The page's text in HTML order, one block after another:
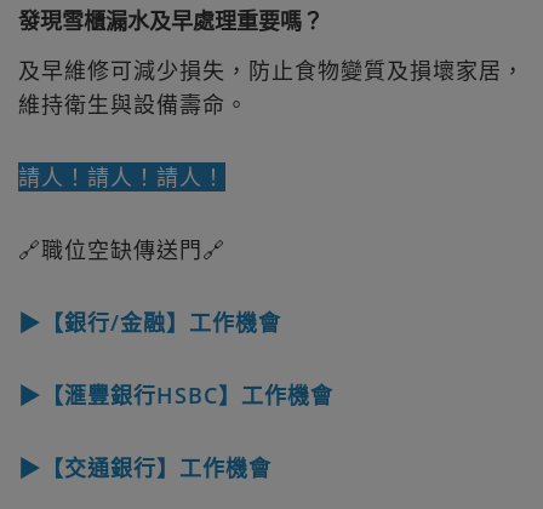
發現雪櫃漏水及早處理重要嗎？
及早維修可減少損失，防止食物變質及損壞家居，
維持衛生與設備壽命。
請人！請人！請人！
🔗職位空缺傳送門🔗
▶【銀行/金融】工作機會
▶【滙豐銀行HSBC】工作機會
▶【交通銀行】工作機會